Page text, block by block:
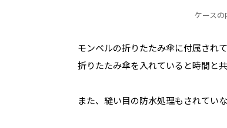
ケースの
モンベルの折りたたみ傘に付属され
折りたたみ傘を入れていると時間と
また、縫い目の防水処理もされてい